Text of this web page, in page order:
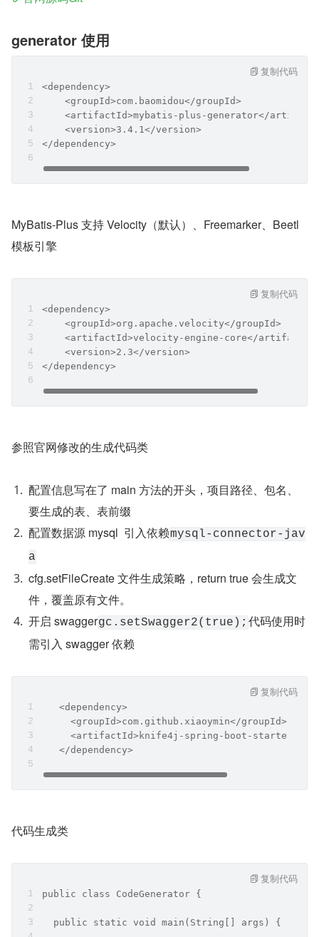
generator 使用
<dependency>
    <groupId>com.baomidou</groupId>
<artifactId>mybatis-plus-generator</
    <version>3.4.1</version>
</dependency>
复制代码
MyBatis-Plus 支持 Velocity（默认）、Freemarker、Beetl
模板引擎
<dependency>
    <groupId>org.apache.velocity</groupId>
<artifactId>velocity-engine-core</
    <version>2.3</version>
</dependency>
复制代码
参照官网修改的生成代码类
配置信息写在了 main 方法的开头，项目路径、包名、
要生成的表、表前缀
配置数据源 mysql  引入依赖mysql-connector-jav
a
cfg.setFileCreate 文件生成策略，return true 会生成文
件，覆盖原有文件。
开启 swaggergc.setSwagger2(true); 代码使用时
需引入 swagger 依赖
   <dependency>
     <groupId>com.github.xiaoymin</groupId>
<artifactId>knife4j-spring-boot-starter</
   </dependency>
复制代码
代码生成类
public class CodeGenerator {
  public static void main(String[] args) {
复制代码